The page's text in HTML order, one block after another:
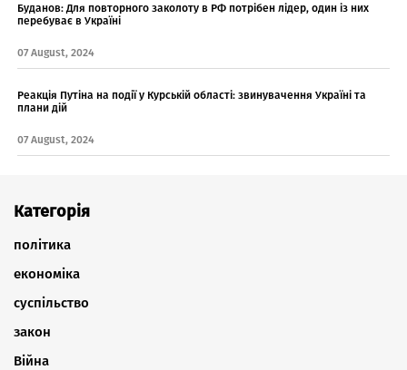
Буданов: Для повторного заколоту в РФ потрібен лідер, один із них
перебуває в Україні
07 August, 2024
Реакція Путіна на події у Курській області: звинувачення Україні та
плани дій
07 August, 2024
Категорія
політика
економіка
суспільство
закон
Війна